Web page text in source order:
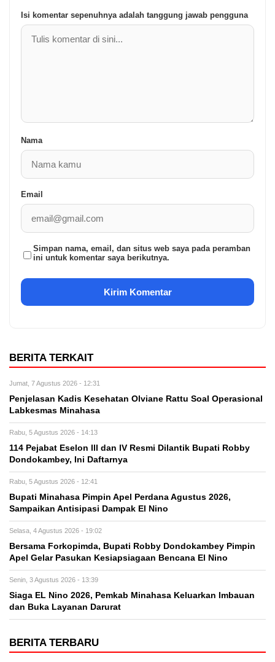
Isi komentar sepenuhnya adalah tanggung jawab pengguna
Nama
Email
Simpan nama, email, dan situs web saya pada peramban
ini untuk komentar saya berikutnya.
BERITA TERKAIT
Jumat, 7 Agustus 2026 - 12:31
Penjelasan Kadis Kesehatan Olviane Rattu Soal Operasional
Labkesmas Minahasa
Rabu, 5 Agustus 2026 - 14:13
114 Pejabat Eselon lll dan lV Resmi Dilantik Bupati Robby
Dondokambey, Ini Daftarnya
Rabu, 5 Agustus 2026 - 12:41
Bupati Minahasa Pimpin Apel Perdana Agustus 2026,
Sampaikan Antisipasi Dampak El Nino
Selasa, 4 Agustus 2026 - 19:02
Bersama Forkopimda, Bupati Robby Dondokambey Pimpin
Apel Gelar Pasukan Kesiapsiagaan Bencana El Nino
Senin, 3 Agustus 2026 - 13:39
Siaga EL Nino 2026, Pemkab Minahasa Keluarkan Imbauan
dan Buka Layanan Darurat
BERITA TERBARU